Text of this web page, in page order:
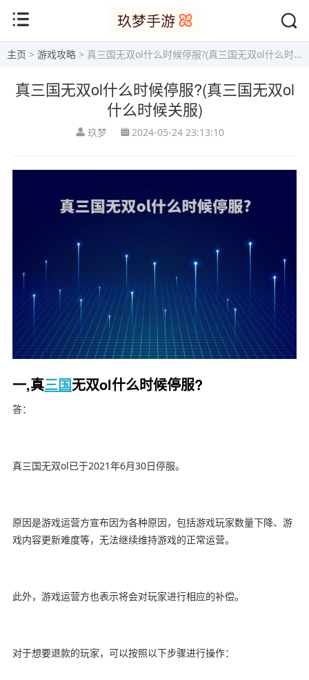
主页 > 游戏攻略 > 真三国无双ol什么时候停服?(真三国无双ol什么时候关服)
真三国无双ol什么时候停服?(真三国无双ol
什么时候关服)
玖梦 2024-05-24 23:13:10
一,真三国无双ol什么时候停服?
答：
真三国无双ol已于2021年6月30日停服。
原因是游戏运营方宣布因为各种原因，包括游戏玩家数量下降、游
戏内容更新难度等，无法继续维持游戏的正常运营。
此外，游戏运营方也表示将会对玩家进行相应的补偿。
对于想要退款的玩家，可以按照以下步骤进行操作：